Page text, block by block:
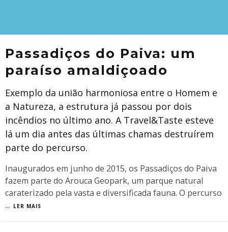
Passadiços do Paiva: um
paraíso amaldiçoado
Exemplo da união harmoniosa entre o Homem e
a Natureza, a estrutura já passou por dois
incêndios no último ano. A Travel&Taste esteve
lá um dia antes das últimas chamas destruírem
parte do percurso.
Inaugurados em junho de 2015, os Passadiços do Paiva
fazem parte do Arouca Geopark, um parque natural
caraterizado pela vasta e diversificada fauna. O percurso
...
LER MAIS